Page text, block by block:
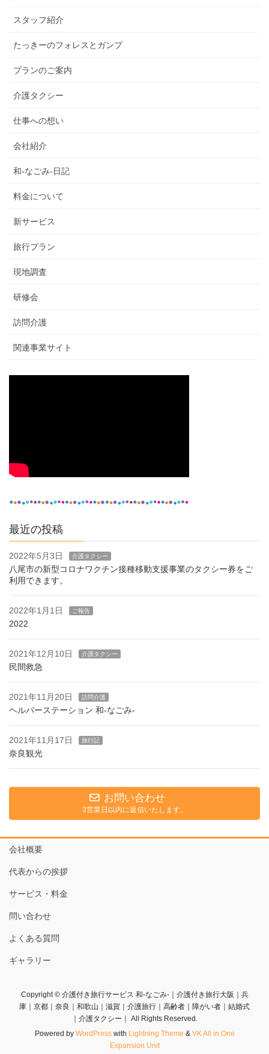
スタッフ紹介
たっきーのフォレスとガンプ
プランのご案内
介護タクシー
仕事への想い
会社紹介
和-なごみ-日記
料金について
新サービス
旅行プラン
現地調査
研修会
訪問介護
関連事業サイト
最近の投稿
2022年5月3日 介護タクシー
八尾市の新型コロナワクチン接種移動支援事業のタクシー券をご
利用できます。
2022年1月1日 ご報告
2022
2021年12月10日 介護タクシー
民間救急
2021年11月20日 訪問介護
ヘルパーステーション 和-なごみ-
2021年11月17日 旅行記
奈良観光
お問い合わせ
3営業日以内に返信いたします。
会社概要
代表からの挨拶
サービス・料金
問い合わせ
よくある質問
ギャラリー
Copyright © 介護付き旅行サービス 和-なごみ-｜介護付き旅行大阪｜兵
庫｜京都｜奈良｜和歌山｜滋賀｜介護旅行｜高齢者｜障がい者｜結婚式
｜介護タクシー｜ All Rights Reserved.
Powered by WordPresswith Lightning Theme & VK All in One
Expansion Unit